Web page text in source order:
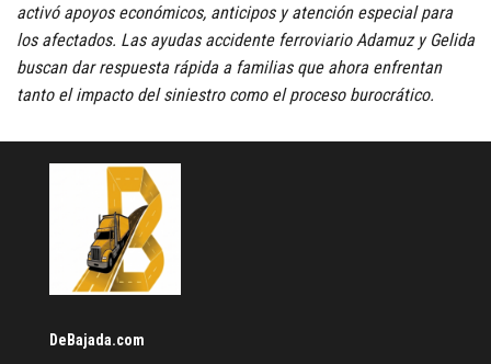
activó apoyos económicos, anticipos y atención especial para
los afectados. Las ayudas accidente ferroviario Adamuz y Gelida
buscan dar respuesta rápida a familias que ahora enfrentan
tanto el impacto del siniestro como el proceso burocrático.
DeBajada.com